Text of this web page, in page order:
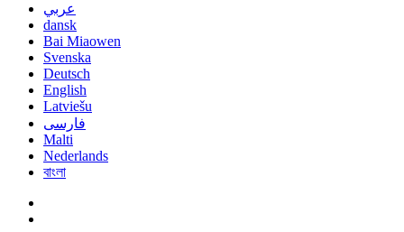
عربي
dansk
Bai Miaowen
Svenska
Deutsch
English
Latviešu
فارسی
Malti
Nederlands
বাংলা